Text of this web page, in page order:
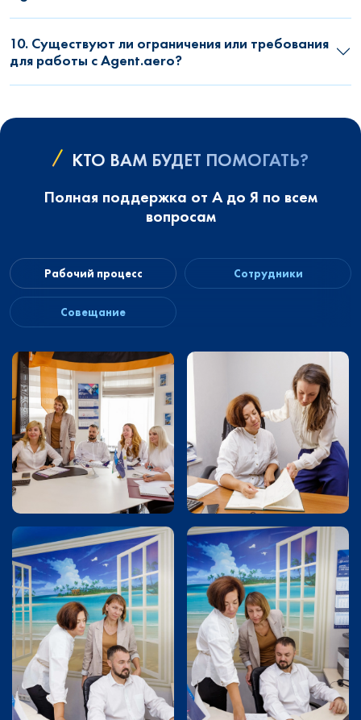
10. Существуют ли ограничения или требования
для работы с Agent.aero?
КТО ВАМ БУДЕТ ПОМОГАТЬ?
Полная поддержка от А до Я по всем
вопросам
Рабочий процесс Сотрудники
Совещание